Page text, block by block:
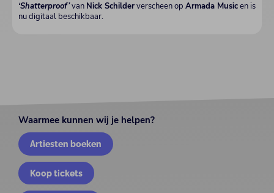
‘Shatterproof’van Nick Schilderverscheen op Armada Musicen is
nu digitaal beschikbaar.
Waarmee kunnen wij je helpen?
Artiesten boeken
Koop tickets